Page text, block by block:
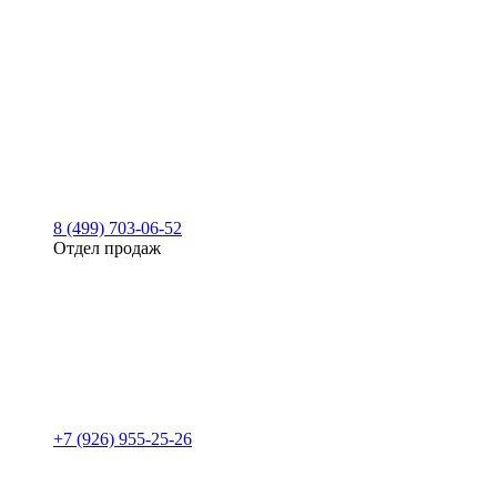
8 (499) 703-06-52
Отдел продаж
+7 (926) 955-25-26